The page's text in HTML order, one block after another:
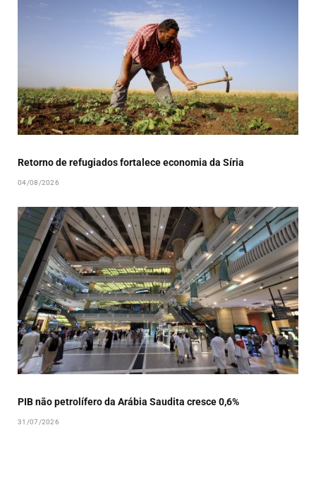
Retorno de refugiados fortalece economia da Síria
04/08/2026
PIB não petrolífero da Arábia Saudita cresce 0,6%
31/07/2026